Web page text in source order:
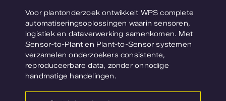
Voor plantonderzoek ontwikkelt WPS complete
automatiseringsoplossingen waarin sensoren,
logistiek en dataverwerking samenkomen. Met
Sensor-to-Plant en Plant-to-Sensor systemen
verzamelen onderzoekers consistente,
reproduceerbare data, zonder onnodige
handmatige handelingen.